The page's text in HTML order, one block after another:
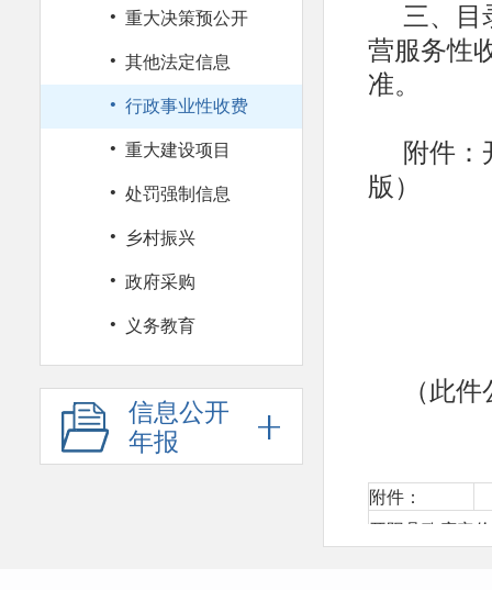
· 重大决策预公开
· 其他法定信息
· 行政事业性收费
· 重大建设项目
· 处罚强制信息
· 乡村振兴
· 政府采购
· 义务教育
信息公开
年报
三、目
营服务性
准。
附件：
版）
（此
附件：
开阳县政府定